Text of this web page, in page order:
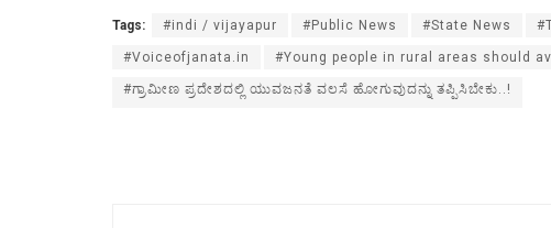
Tags: #indi / vijayapur #Public News #State News
#Voiceofjanata.in #Young people in rural areas should
#ಗ್ರಾಮೀಣ ಪ್ರದೇಶದಲ್ಲಿ ಯುವಜನತೆ ವಲಸೆ ಹೋಗುವುದನ್ನು ತಪ್ಪಿಸಿಬೇಕು..!